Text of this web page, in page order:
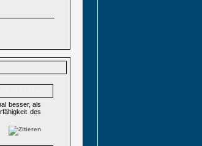
besser, als
des